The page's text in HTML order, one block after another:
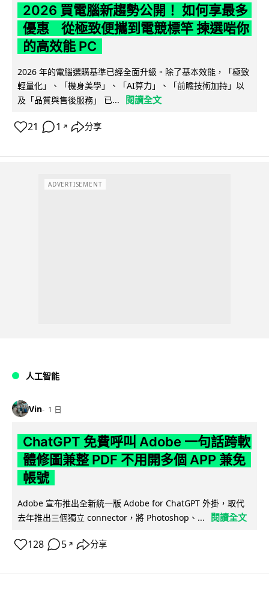
2026 買電腦新趨勢公開！ 如何享最多
優惠 從極致便攜到電競標竿 揀選啱你
的高效能 PC
2026 年的電腦選購基準已經全面升級。除了基本效能，「極致
輕量化」、「機身美學」、「AI算力」、「前瞻技術加持」以
及「品質與售後服務」 已...
閱讀全文
21 1 ↗ 分享
ADVERTISEMENT
人工智能
Vin 1 日
ChatGPT 免費呼叫 Adobe 一句話跨軟
體修圖兼整 PDF 不用開多個 APP 兼免
帳號
Adobe 宣布推出全新統一版 Adobe for ChatGPT 外掛，取代
去年推出三個獨立 connector，將 Photoshop、...
閱讀全文
128 5 ↗ 分享